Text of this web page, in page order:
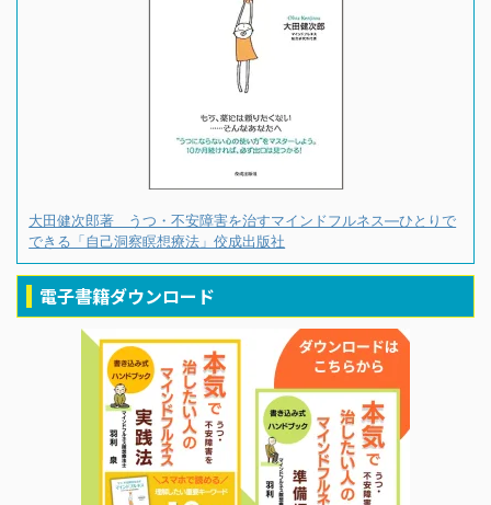
大田健次郎著 うつ・不安障害を治すマインドフルネス―ひとりで
できる「自己洞察瞑想療法」佼成出版社
電子書籍ダウンロード